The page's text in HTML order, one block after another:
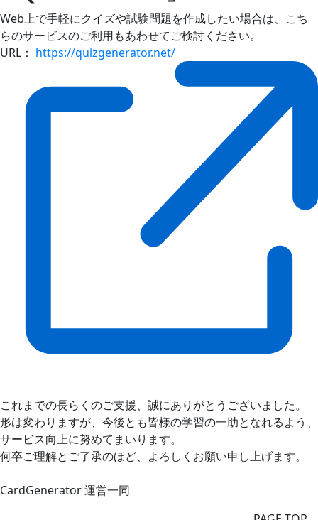
Web上で手軽にクイズや試験問題を作成したい場合は、こち
らのサービスのご利用もあわせてご検討ください。
URL： https://quizgenerator.net/
これまでの長らくのご支援、誠にありがとうございました。
形は変わりますが、今後とも皆様の学習の一助となれるよう、
サービス向上に努めてまいります。
何卒ご理解とご了承のほど、よろしくお願い申し上げます。
CardGenerator 運営一同